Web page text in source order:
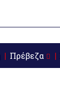
Πρέβεζα